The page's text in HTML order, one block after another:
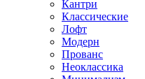
Кантри
Классические
Лофт
Модерн
Прованс
Неоклассика